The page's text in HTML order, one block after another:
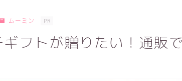
ムーミン PR
フトが贈りたい！通販